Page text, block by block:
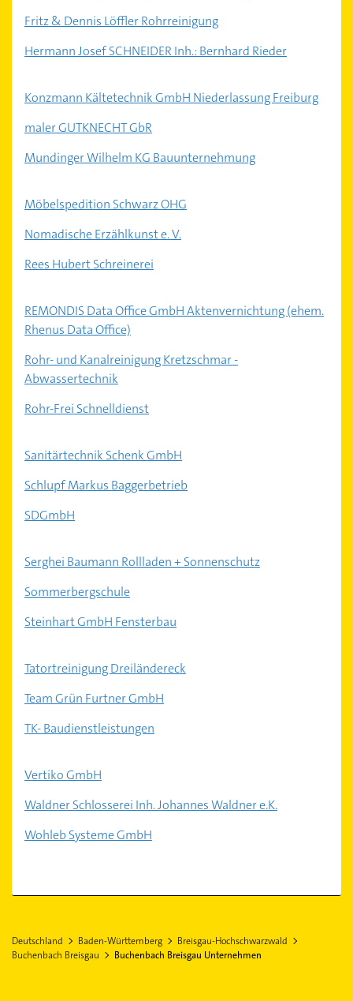
Fritz & Dennis Löffler Rohrreinigung
Hermann Josef SCHNEIDER Inh.: Bernhard Rieder
Konzmann Kältetechnik GmbH Niederlassung Freiburg
maler GUTKNECHT GbR
Mundinger Wilhelm KG Bauunternehmung
Möbelspedition Schwarz OHG
Nomadische Erzählkunst e. V.
Rees Hubert Schreinerei
REMONDIS Data Office GmbH Aktenvernichtung (ehem.
Rhenus Data Office)
Rohr- und Kanalreinigung Kretzschmar -
Abwassertechnik
Rohr-Frei Schnelldienst
Sanitärtechnik Schenk GmbH
Schlupf Markus Baggerbetrieb
SDGmbH
Serghei Baumann Rollladen + Sonnenschutz
Sommerbergschule
Steinhart GmbH Fensterbau
Tatortreinigung Dreiländereck
Team Grün Furtner GmbH
TK- Baudienstleistungen
Vertiko GmbH
Waldner Schlosserei Inh. Johannes Waldner e.K.
Wohleb Systeme GmbH
Deutschland Baden-Württemberg
Breisgau-Hochschwarzwald
Buchenbach Breisgau
Buchenbach Breisgau Unternehmen